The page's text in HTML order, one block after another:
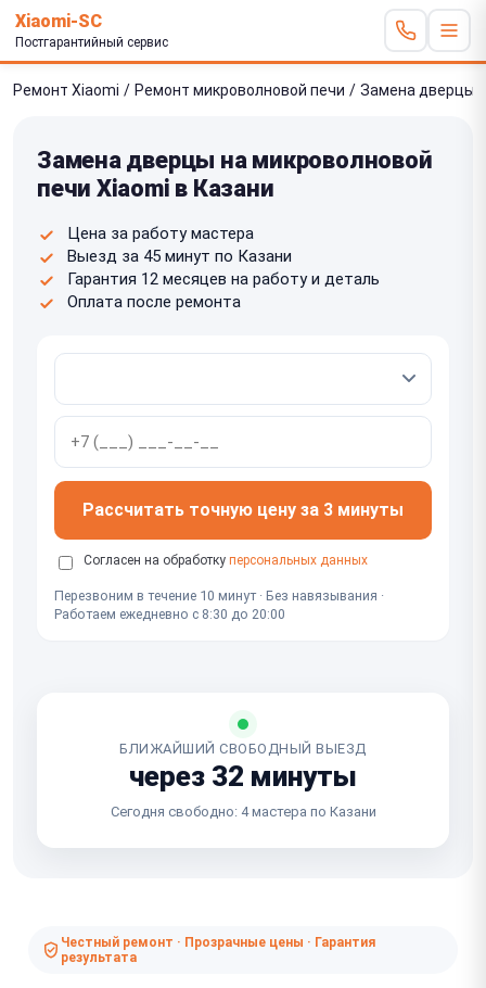
Xiaomi-SC
Постгарантийный сервис
Ремонт Xiaomi / Ремонт микроволновой печи / Замена дверцы
Замена дверцы на микроволновой
печи Xiaomi в Казани
Цена за работу мастера
Выезд за 45 минут по Казани
Гарантия 12 месяцев на работу и деталь
Оплата после ремонта
Рассчитать точную цену за 3 минуты
Согласен на обработку персональных данных
Перезвоним в течение 10 минут · Без навязывания ·
Работаем ежедневно с 8:30 до 20:00
БЛИЖАЙШИЙ СВОБОДНЫЙ ВЫЕЗД
через 32 минуты
Сегодня свободно: 4 мастера по Казани
Честный ремонт · Прозрачные цены · Гарантия
результата